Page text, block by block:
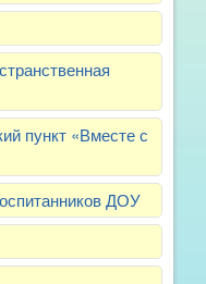
пункт «Вместе с
ДОУ